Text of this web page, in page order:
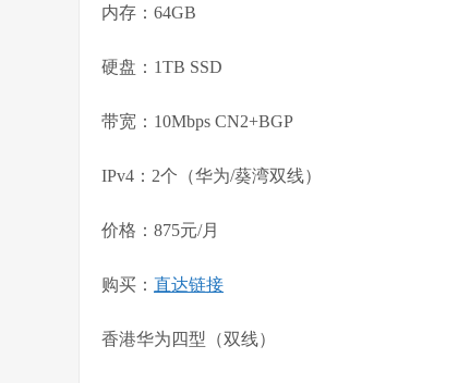
内存：64GB
硬盘：1TB SSD
带宽：10Mbps CN2+BGP
IPv4：2个（华为/葵湾双线）
价格：875元/月
购买： 直达链接
香港华为四型（双线）